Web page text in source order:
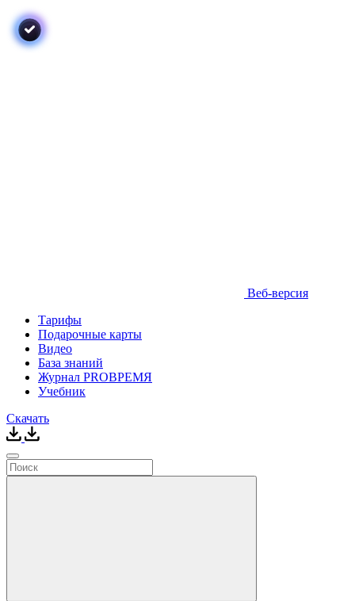
Веб-версия
Тарифы
Подарочные карты
Видео
База знаний
Журнал PROВРЕМЯ
Учебник
Скачать